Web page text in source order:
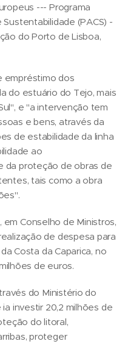
--- Programa
(PACS) -
do Porto de Lisboa,
empréstimo dos
do estuário do Tejo, mais
e "a intervenção tem
e bens, através da
de estabilidade da linha
ao
da proteção de obras de
tais como a obra
Conselho de Ministros,
de despesa para
Costa da Caparica, no
de euros.
do Ministério do
investir 20,2 milhões de
do litoral,
proteger